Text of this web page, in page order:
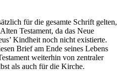
für die gesamte Schrift gelten,
Testament, da das Neue
Kindheit noch nicht existierte.
Brief am Ende seines Lebens
weiterhin von zentraler
als auch für die Kirche.